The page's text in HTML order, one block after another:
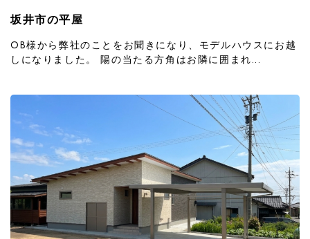
坂井市の平屋
OB様から弊社のことをお聞きになり、モデルハウスにお越
しになりました。 陽の当たる方角はお隣に囲まれ...